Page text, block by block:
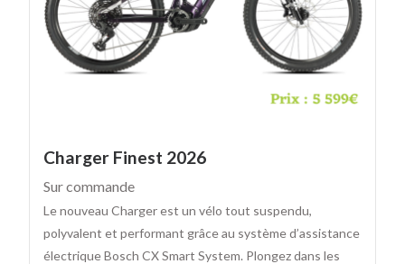
Charger Finest 2026
Sur commande
Le nouveau Charger est un vélo tout suspendu,
polyvalent et performant grâce au système d’assistance
électrique Bosch CX Smart System. Plongez dans les